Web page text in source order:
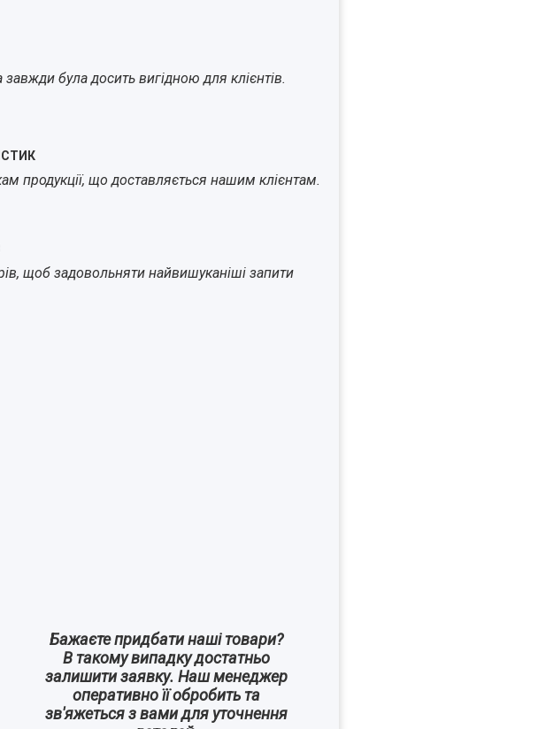
була досить вигідною для клієнтів.
продукції, що доставляється нашим клієнтам.
щоб задовольняти найвишуканіші запити
Бажаєте придбати наші товари?
В такому випадку достатньо
залишити заявку. Наш менеджер
оперативно її обробить та
зв'яжеться з вами для уточнення